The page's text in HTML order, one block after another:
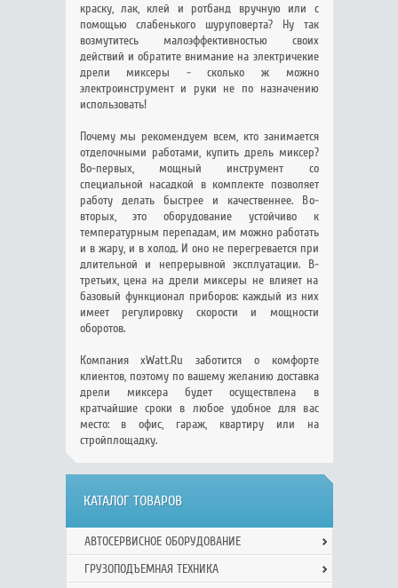
краску, лак, клей и ротбанд вручную или с
помощью слабенького шуруповерта? Ну так
возмутитесь малоэффективностью своих
действий и обратите внимание на электричекие
дрели миксеры - сколько ж можно
электроинструмент и руки не по назначению
использовать!
Почему мы рекомендуем всем, кто занимается
отделочными работами, купить дрель миксер?
Во-первых, мощный инструмент со
специальной насадкой в комплекте позволяет
работу делать быстрее и качественнее. Во-
вторых, это оборудование устойчиво к
температурным перепадам, им можно работать
и в жару, и в холод. И оно не перегревается при
длительной и непрерывной эксплуатации. В-
третьих, цена на дрели миксеры не влияет на
базовый функционал приборов: каждый из них
имеет регулировку скорости и мощности
оборотов.
Компания xWatt.Ru заботится о комфорте
клиентов, поэтому по вашему желанию доставка
дрели миксера будет осуществлена в
кратчайшие сроки в любое удобное для вас
место: в офис, гараж, квартиру или на
стройплощадку.
КАТАЛОГ ТОВАРОВ
АВТОСЕРВИСНОЕ ОБОРУДОВАНИЕ
ГРУЗОПОДЪЕМНАЯ ТЕХНИКА